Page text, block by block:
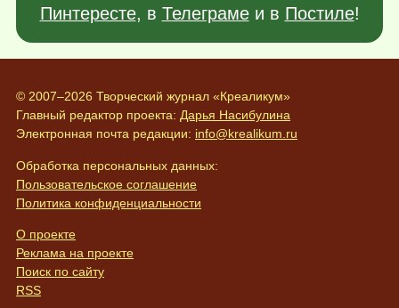
Пинтересте, в Телеграмеи в Постиле!
© 2007–2026 Творческий журнал «Креаликум»
Главный редактор проекта: Дарья Насибулина
Электронная почта редакции: info@krealikum.ru
Обработка персональных данных:
Пользовательское соглашение
Политика конфиденциальности
О проекте
Реклама на проекте
Поиск по сайту
RSS